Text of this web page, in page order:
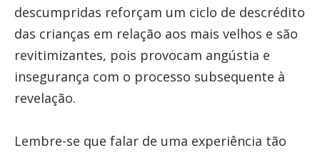
descumpridas reforçam um ciclo de descrédito
das crianças em relação aos mais velhos e são
revitimizantes, pois provocam angústia e
insegurança com o processo subsequente à
revelação.
Lembre-se que falar de uma experiência tão